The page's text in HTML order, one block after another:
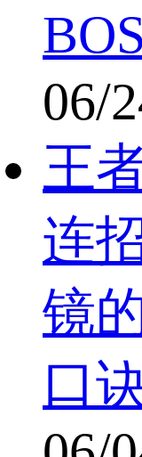
06/
王
连
镜
口